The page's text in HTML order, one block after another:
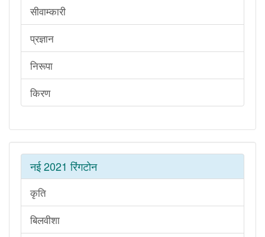
सीवाम्कारी
प्रज्ञान
निरूपा
किरण
नई 2021 रिंगटोन
कृति
बिलवीशा